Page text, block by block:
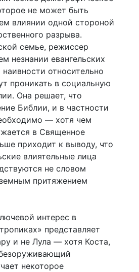
не может быть
влиянии одной стороной
разрыва.
семье, режиссер
незнании евангельских
относительно
проникать в социальную
Она решает, что
Библии, и в частности
— хотя чем
в Священное
приходит к выводу, что
влиятельные лица
не словом
притяжением
интерес в
представляет
и не Лула — хотя Коста,
некоторое